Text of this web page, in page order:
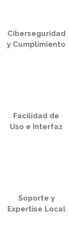
Ciberseguridad
y Cumplimiento
Facilidad de
Uso e Interfaz
Soporte y
Expertise Local